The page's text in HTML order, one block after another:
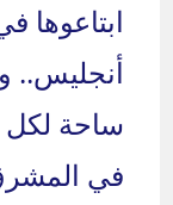
أنجليس..
ساحة لكل
في